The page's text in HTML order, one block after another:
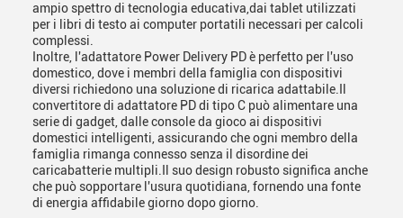
ampio spettro di tecnologia educativa,dai tablet utilizzati
per i libri di testo ai computer portatili necessari per calcoli
complessi.
Inoltre, l'adattatore Power Delivery PD è perfetto per l'uso
domestico, dove i membri della famiglia con dispositivi
diversi richiedono una soluzione di ricarica adattabile.Il
convertitore di adattatore PD di tipo C può alimentare una
serie di gadget, dalle console da gioco ai dispositivi
domestici intelligenti, assicurando che ogni membro della
famiglia rimanga connesso senza il disordine dei
caricabatterie multipli.Il suo design robusto significa anche
che può sopportare l'usura quotidiana, fornendo una fonte
di energia affidabile giorno dopo giorno.